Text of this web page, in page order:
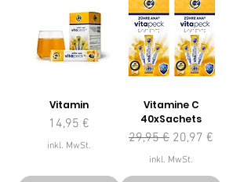
Vitamin
Preis
14,95 €
inkl. MwSt.
Vitamine C
40xSachets
Standardpreis
29,95 € Sale-Preis
20,97 €
inkl. MwSt.